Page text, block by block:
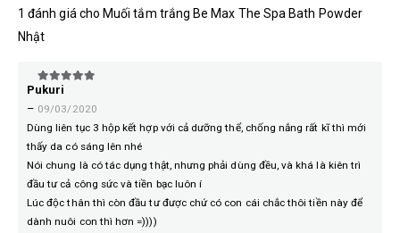
1 đánh giá cho Muối tắm trắng Be Max The Spa Bath Powder
Nhật
5trên 5
Pukuri
– 09/03/2020
Dùng liên tục 3 hộp kết hợp với cả dưỡng thể, chống nắng rất kĩ thì mới
thấy da có sáng lên nhé
Nói chung là có tác dụng thật, nhưng phải dùng đều, và khá là kiên trì
đầu tư cả công sức và tiền bạc luôn í
Lúc độc thân thì còn đầu tư được chứ có con cái chắc thôi tiền này để
dành nuôi con thì hơn =))))